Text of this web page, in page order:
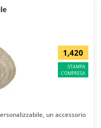
1,420
STAMPA
COMPRESA
un accessorio